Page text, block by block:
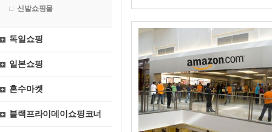
신발쇼핑몰
독일쇼핑
일본쇼핑
혼수마켓
블랙프라이데이쇼핑코너